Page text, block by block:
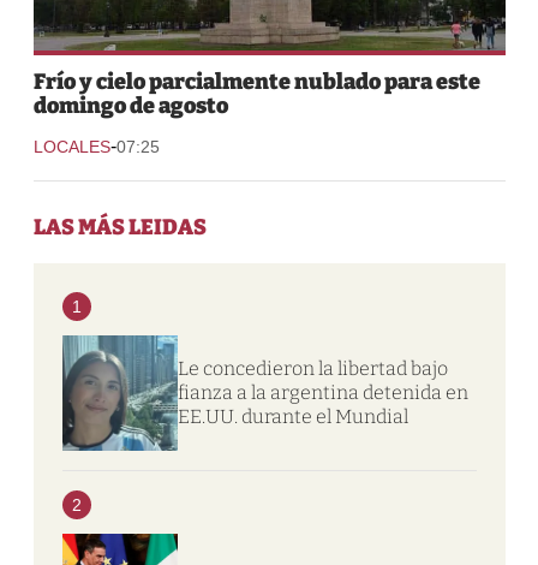
Frío y cielo parcialmente nublado para este
domingo de agosto
LOCALES-07:25
LAS MÁS LEIDAS
1
Le concedieron la libertad bajo
fianza a la argentina detenida en
EE.UU. durante el Mundial
2